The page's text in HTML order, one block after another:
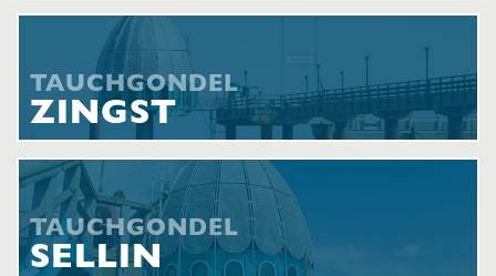
TAUCHGONDEL
ZINGST
TAUCHGONDEL
SELLIN